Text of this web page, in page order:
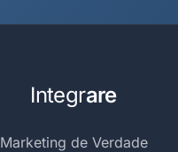
Integrare
Marketing de Verdade